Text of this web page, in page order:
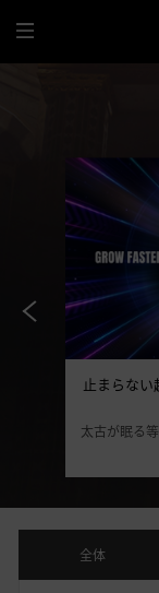
全
体
止まらない
太古が眠る
全体